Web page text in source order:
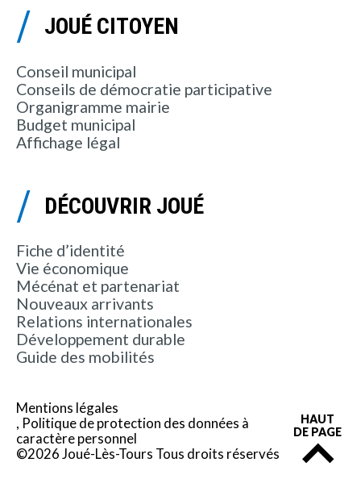
JOUÉ CITOYEN
Conseil municipal
Conseils de démocratie participative
Organigramme mairie
Budget municipal
Affichage légal
DÉCOUVRIR JOUÉ
Fiche d’identité
Vie économique
Mécénat et partenariat
Nouveaux arrivants
Relations internationales
Développement durable
Guide des mobilités
Mentions légales
Politique de protection des données à
caractère personnel
©2026 Joué-Lès-Tours Tous droits réservés
HAUT
DE PAGE